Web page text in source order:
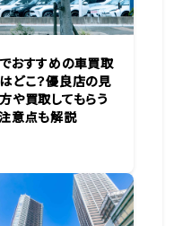
おすすめの車買取
どこ？優良店の見
や買取してもらう
意点も解説